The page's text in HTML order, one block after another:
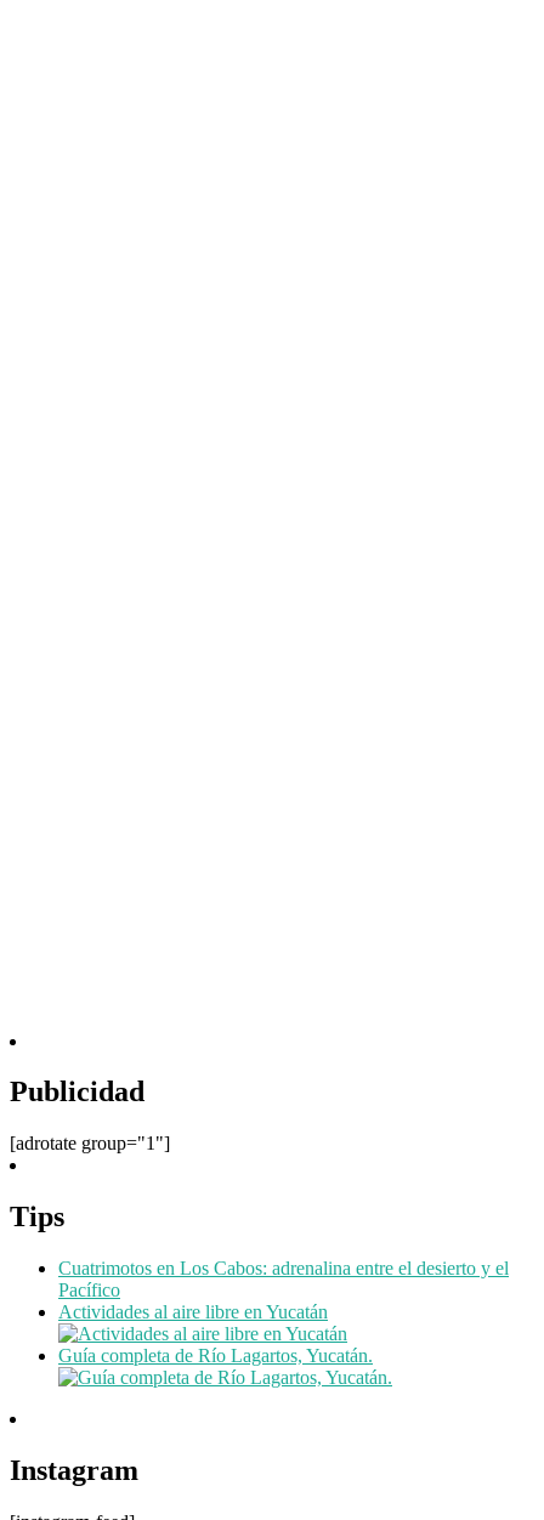
Publicidad
[adrotate group="1"]
Tips
Cuatrimotos en Los Cabos: adrenalina entre el desierto y el
Pacífico
Actividades al aire libre en Yucatán
Guía completa de Río Lagartos, Yucatán.
Instagram